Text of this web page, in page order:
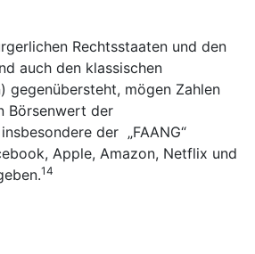
Rechtsstaaten und den
auch den klassischen
gegenübersteht, mögen Zahlen
Börsenwert der
der „FAANG“
Apple, Amazon, Netflix und
14